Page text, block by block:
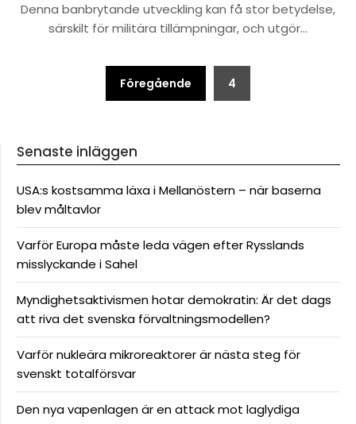
Denna banbrytande utveckling kan få stor betydelse,
särskilt för militära tillämpningar, och utgör…
SidnumreringFöregående 4
Senaste inläggen
USA:s kostsamma läxa i Mellanöstern – när baserna
blev måltavlor
Varför Europa måste leda vägen efter Rysslands
misslyckande i Sahel
Myndighetsaktivismen hotar demokratin: Är det dags
att riva det svenska förvaltningsmodellen?
Varför nukleära mikroreaktorer är nästa steg för
svenskt totalförsvar
Den nya vapenlagen är en attack mot laglydiga